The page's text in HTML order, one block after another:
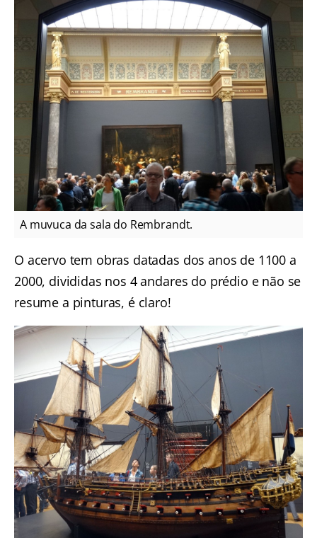
A muvuca da sala do Rembrandt.
O acervo tem obras datadas dos anos de 1100 a
2000, divididas nos 4 andares do prédio e não se
resume a pinturas, é claro!